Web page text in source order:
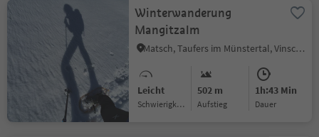
Winterwanderung
Mangitzalm
Matsch, Taufers im Münstertal, Vinschgau
Leicht
Schwierigkeitsgrad
502 m
Aufstieg
1h:43 Min
Dauer